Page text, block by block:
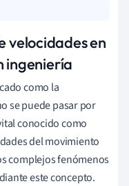
velocidades en
ingeniería
como la
se puede pasar por
conocido como
del movimiento
complejos fenómenos
este concepto.